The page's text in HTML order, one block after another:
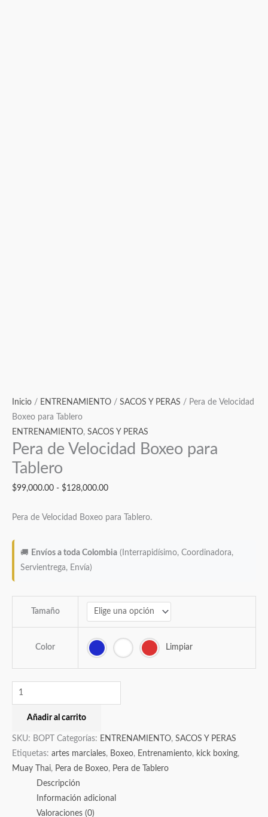
Inicio / ENTRENAMIENTO / SACOS Y PERAS / Pera de Velocidad
Boxeo para Tablero
ENTRENAMIENTO, SACOS Y PERAS
Pera de Velocidad Boxeo para
Tablero
$99,000.00 - $128,000.00
Pera de Velocidad Boxeo para Tablero.
🚚 Envíos a toda Colombia (Interrapidísimo, Coordinadora,
Servientrega, Envía)
Tamaño
Color Limpiar
Añadir al carrito
SKU: BOPT Categorías: ENTRENAMIENTO, SACOS Y PERAS
Etiquetas: artes marciales, Boxeo, Entrenamiento, kick boxing,
Muay Thai, Pera de Boxeo, Pera de Tablero
Descripción
Información adicional
Valoraciones (0)